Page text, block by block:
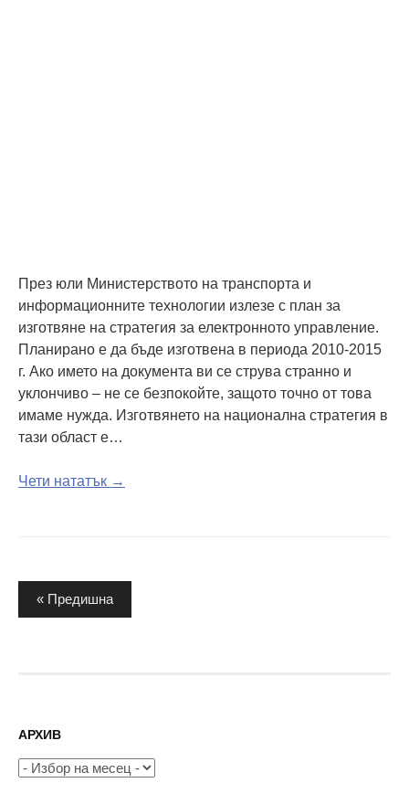
През юли Министерството на транспорта и
информационните технологии излезе с план за
изготвяне на стратегия за електронното управление.
Планирано е да бъде изготвена в периода 2010-2015
г. Ако името на документа ви се струва странно и
уклончиво – не се безпокойте, защото точно от това
имаме нужда. Изготвянето на национална стратегия в
тази област е…
Чети нататък →
Разделяне
на
« Предишна
АРХИВ
Архив